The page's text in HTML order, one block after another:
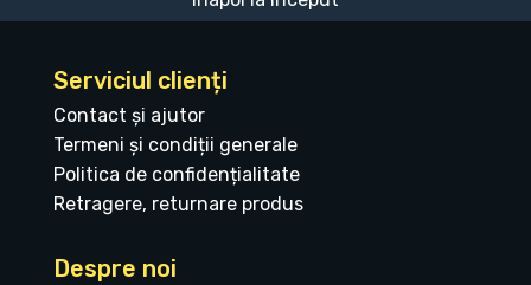
Serviciul clienți
Contact și ajutor
Termeni și condiții generale
Politica de confidențialitate
Retragere, returnare produs
Despre noi